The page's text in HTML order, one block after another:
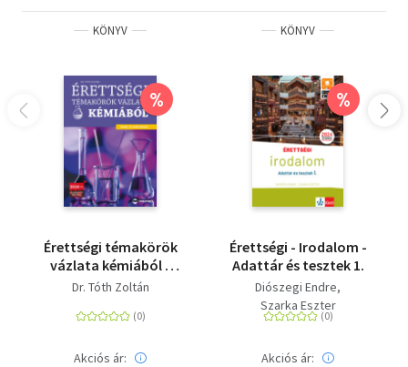
KÖNYV
%
Érettségi témakörök
vázlata kémiából -
közép- és emelt
alkalmazott érettségi
alapján
Dr. Tóth Zoltán
Akciós ár:
KÖNYV
%
Érettségi - Irodalom -
Adattár és tesztek 1.
Diószegi Endre
Szarka Eszter
Akciós ár: